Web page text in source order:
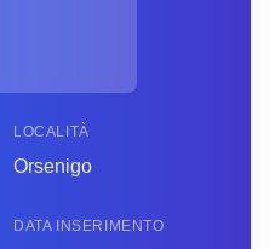
LOCALITÀ
Orsenigo
DATA INSERIMENTO